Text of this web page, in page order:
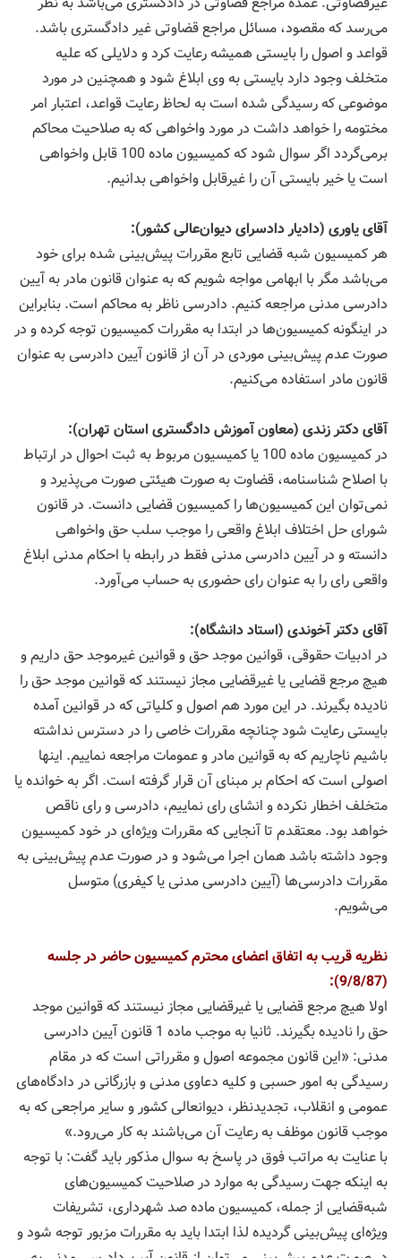
می‌رسد كه مقصود، مسائل مراجع قضاوتی غیر دادگستری باشد.
قواعد و اصول را بایستی همیشه رعایت كرد و دلایلی كه علیه
متخلف وجود دارد بایستی به وی ابلاغ شود و همچنین در مورد
موضوعی كه رسیدگی شده است به لحاظ رعایت قواعد، اعتبار امر
مختومه را خواهد داشت در مورد واخواهی كه به صلاحیت محاكم
برمی‌گردد اگر سوال شود كه كمیسیون ماده 100 قابل واخواهی
است یا خیر بایستی آن را غیرقابل واخواهی بدانیم.
آقای یاوری (دادیار دادسرای دیوان‌عالی كشور):
هر كمیسیون شبه قضایی تابع مقررات پیش‌بینی شده برای خود
می‌باشد مگر با ابهامی مواجه شویم كه به عنوان قانون مادر به آیین
دادرسی مدنی مراجعه كنیم. دادرسی ناظر به محاكم است. بنابراین
در اینگونه كمیسیون‌ها در ابتدا به مقررات كمیسیون توجه كرده و در
صورت عدم پیش‌بینی موردی در آن از قانون آیین دادرسی به عنوان
قانون مادر استفاده می‌كنیم.
آقای دكتر زندی (معاون آموزش دادگستری استان تهران):
در كمیسیون ماده 100 یا كمیسیون مربوط به ثبت احوال در ارتباط
با اصلاح شناسنامه، قضاوت به صورت هیئتی صورت می‌پذیرد و
نمی‌توان این كمیسیون‌ها را كمیسیون قضایی دانست. در قانون
شورای حل اختلاف ابلاغ واقعی را موجب سلب حق واخواهی
دانسته و در آیین دادرسی مدنی فقط در رابطه با احكام مدنی ابلاغ
واقعی رای را به عنوان رای حضوری به حساب می‌آورد.
آقای دكتر آخوندی (استاد دانشگاه):
در ادبیات حقوقی، قوانین موجد حق و قوانین غیرموجد حق داریم و
هیچ مرجع قضایی یا غیرقضایی مجاز نیستند كه قوانین موجد حق را
نادیده بگیرند. در این مورد هم اصول و كلیاتی كه در قوانین آمده
بایستی رعایت شود چنانچه مقررات خاصی را در دسترس نداشته
باشیم ناچاریم كه به قوانین مادر و عمومات مراجعه نماییم. اینها
اصولی است كه احكام بر مبنای آن قرار گرفته است. اگر به خوانده یا
متخلف اخطار نكرده و انشای رای نماییم، دادرسی و رای ناقص
خواهد بود. معتقدم تا آنجایی كه مقررات ویژه‌ای در خود كمیسیون
وجود داشته باشد همان اجرا می‌شود و در صورت عدم پیش‌بینی به
مقررات دادرسی‌ها (آیین دادرسی مدنی یا كیفری) متوسل
می‌شویم.
نظریه قریب به اتفاق اعضای محترم كمیسیون حاضر در جلسه
(9/8/87):
اولا هیچ مرجع قضایی یا غیرقضایی مجاز نیستند كه قوانین موجد
حق را نادیده بگیرند. ثانیا به موجب ماده 1 قانون آیین دادرسی
مدنی: «این قانون مجموعه اصول و مقرراتی است كه در مقام
رسیدگی به امور حسبی و كلیه دعاوی مدنی و بازرگانی در دادگاه‌های
عمومی و انقلاب، تجدیدنظر، دیوانعالی كشور و سایر مراجعی كه به
موجب قانون موظف به رعایت آن می‌باشند به كار می‌رود.»
با عنایت به مراتب فوق در پاسخ به سوال مذكور باید گفت: با توجه
به اینكه جهت رسیدگی به موارد در صلاحیت كمیسیون‌های
شبه‌قضایی از جمله، كمیسیون ماده صد شهرداری، تشریفات
ویژه‌ای پیش‌بینی گردیده لذا ابتدا باید به مقررات مزبور توجه شود و